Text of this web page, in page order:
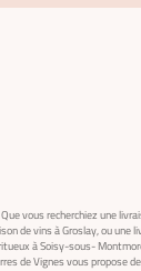
vous recherchiez une
de vins à Groslay, ou
à Soisy-sous-
de Vignes vous